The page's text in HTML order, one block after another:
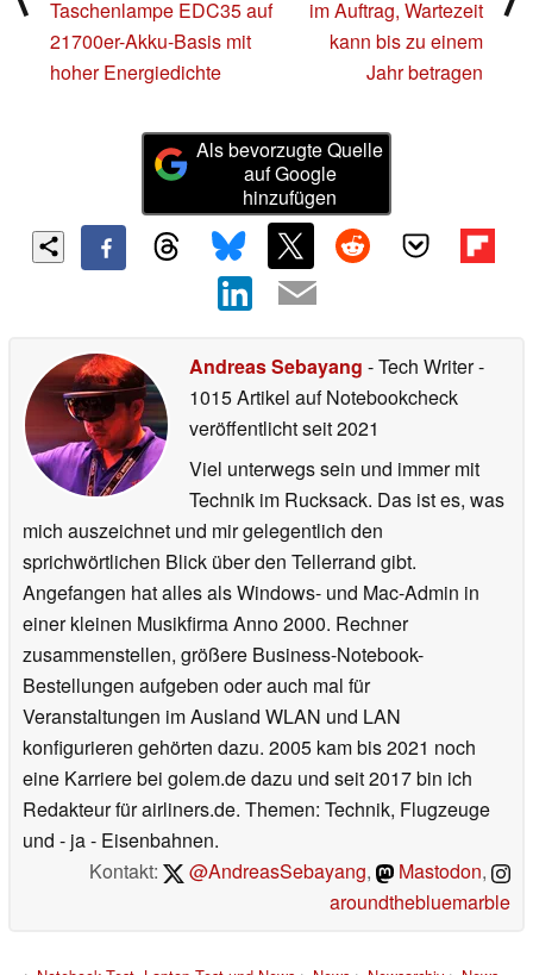
Taschenlampe EDC35 auf
21700er-Akku-Basis mit
hoher Energiedichte
im Auftrag, Wartezeit
kann bis zu einem
Jahr betragen
Als bevorzugte Quelle
auf Google
hinzufügen
Andreas Sebayang - Tech Writer-
1015 Artikel auf Notebookcheck
veröffentlichtseit 2021
Viel unterwegs sein und immer mit
Technik im Rucksack. Das ist es, was
mich auszeichnet und mir gelegentlich den
sprichwörtlichen Blick über den Tellerrand gibt.
Angefangen hat alles als Windows- und Mac-Admin in
einer kleinen Musikfirma Anno 2000. Rechner
zusammenstellen, größere Business-Notebook-
Bestellungen aufgeben oder auch mal für
Veranstaltungen im Ausland WLAN und LAN
konfigurieren gehörten dazu. 2005 kam bis 2021 noch
eine Karriere bei golem.de dazu und seit 2017 bin ich
Redakteur für airliners.de. Themen: Technik, Flugzeuge
und - ja - Eisenbahnen.
Kontakt:
@AndreasSebayang, Mastodon,
aroundthebluemarble